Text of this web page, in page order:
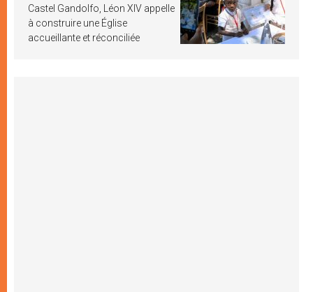
Castel Gandolfo, Léon XIV appelle
à construire une Église
accueillante et réconciliée